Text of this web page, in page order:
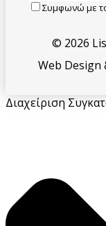
Συμφωνώ με
© 2026
Web Design
Διαχείριση